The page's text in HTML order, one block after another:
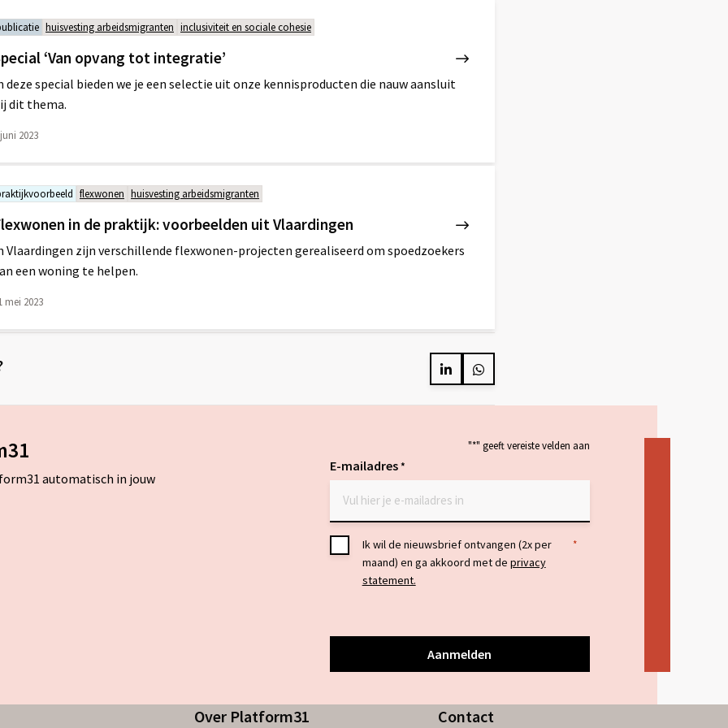
huisvesting arbeidsmigranten inclusiviteit en sociale cohesie
‘Van opvang tot integratie’
deze special bieden we je een selectie uit onze kennisproducten die nauw aansluit
dit thema.
2023
flexwonen huisvesting arbeidsmigranten
in de praktijk: voorbeelden uit Vlaardingen
Vlaardingen zijn verschillende flexwonen-projecten gerealiseerd om spoedzoekers
een woning te helpen.
mei 2023
DelenDelen
automatisch in jouw
"*" geeft vereiste velden aan
E-mailadres*
Toestemming
Ik wil de nieuwsbrief ontvangen (2x per
maand) en ga akkoord met de privacy
statement.
*
Over Platform31 Contact